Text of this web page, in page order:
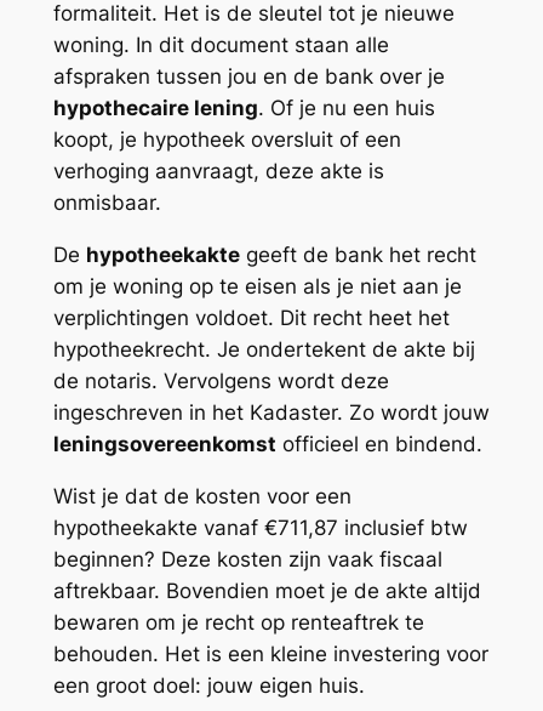
formaliteit. Het is de sleutel tot je nieuwe
woning. In dit document staan alle
afspraken tussen jou en de bank over je
hypothecaire lening. Of je nu een huis
koopt, je hypotheek oversluit of een
verhoging aanvraagt, deze akte is
onmisbaar.
De hypotheekaktegeeft de bank het recht
om je woning op te eisen als je niet aan je
verplichtingen voldoet. Dit recht heet het
hypotheekrecht. Je ondertekent de akte bij
de notaris. Vervolgens wordt deze
ingeschreven in het Kadaster. Zo wordt jouw
leningsovereenkomst officieel en bindend.
Wist je dat de kosten voor een
hypotheekakte vanaf €711,87 inclusief btw
beginnen? Deze kosten zijn vaak fiscaal
aftrekbaar. Bovendien moet je de akte altijd
bewaren om je recht op renteaftrek te
behouden. Het is een kleine investering voor
een groot doel: jouw eigen huis.